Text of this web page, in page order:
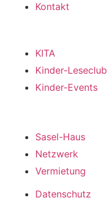
Kontakt
KITA
Kinder-Leseclub
Kinder-Events
Sasel-Haus
Netzwerk
Vermietung
Datenschutz